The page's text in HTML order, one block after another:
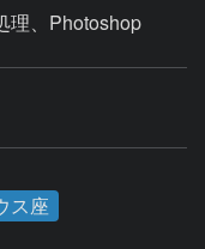
理、Photoshop
ス座